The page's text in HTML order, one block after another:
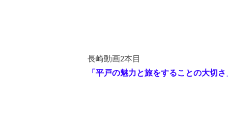
長崎動画2本目
「平戸の魅力と旅をすることの大切さ